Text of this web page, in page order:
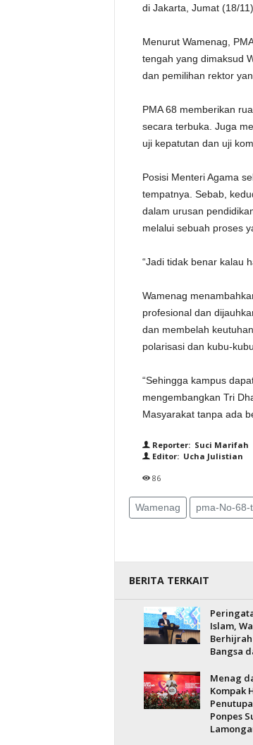
di Jakarta, Jumat (18/11).
Menurut Wamenag,
tengah yang dimaksud
dan pemilihan rektor
PMA 68 memberikan
secara terbuka. Juga
uji kepatutan dan uji
Posisi Menteri Agama
tempatnya. Sebab,
dalam urusan
melalui sebuah proses
“Jadi tidak benar kalau
Wamenag
profesional dan
dan membelah
polarisasi dan kubu-
“Sehingga kampus
mengembangkan Tri
Masyarakat tanpa ada
Reporter: Suci Marifah
Editor: Ucha Julistian
86
Wamenag pma-No-68-
BERITA TERKAIT
Islam,
Bangsa
Menag
Kompak
Ponpes